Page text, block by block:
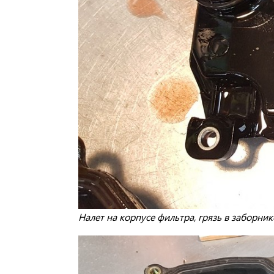
Налет на корпусе фильтра, грязь в